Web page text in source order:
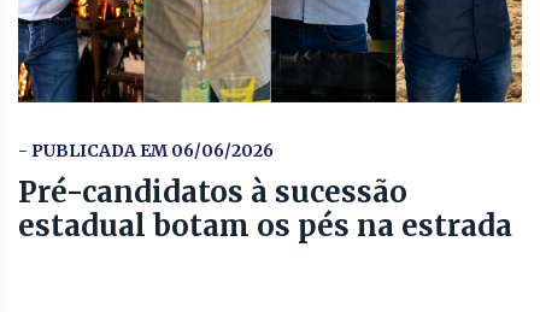
- PUBLICADA EM 06/06/2026
Pré-candidatos à sucessão
estadual botam os pés na estrada